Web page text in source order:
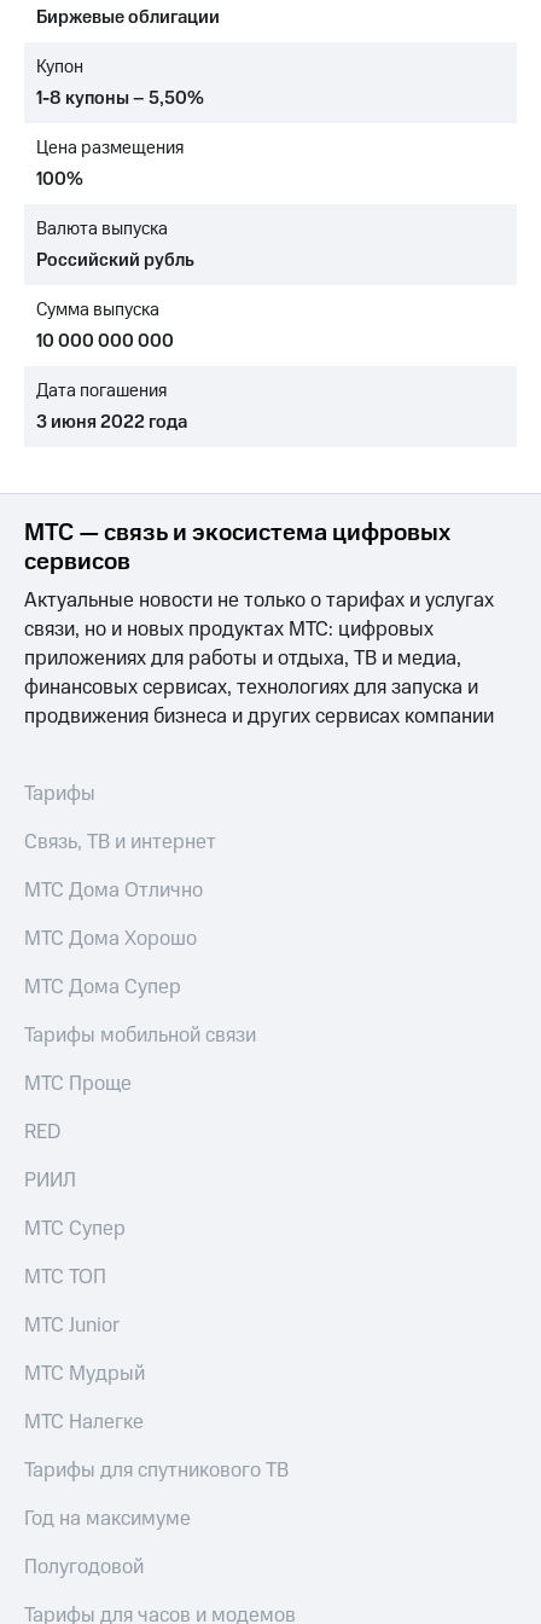
Достижения
Интервью
отчетность
Контакты
Новости
в
и акционерам
Корпоративное
Корпоративный
секретарь
Раскрытие
информации
Информация
акционерам
Документы
ПАО
"МТС"
Собрания
акционеров
капитал
и
Рынок
Описание
Программа
Порядок
выкупа
Описание
Уведомление
погашении
облигаций
Реквизиты
Контакты
развитие
На главную
Биржевые облигации
Купон
1-8 купоны – 5,50%
Цена размещения
100%
Валюта выпуска
Российский рубль
Сумма выпуска
10 000 000 000
Дата погашения
3 июня 2022 года
МТС — связь и экосистема цифровых
сервисов
Актуальные новости не только о тарифах и услугах
связи, но и новых продуктах МТС: цифровых
приложениях для работы и отдыха, ТВ и медиа,
финансовых сервисах, технологиях для запуска и
продвижения бизнеса и других сервисах компании
Тарифы
Связь, ТВ и интернет
МТС Дома Отлично
МТС Дома Хорошо
МТС Дома Супер
Тарифы мобильной связи
МТС Проще
RED
РИИЛ
МТС Супер
МТС ТОП
МТС Junior
МТС Мудрый
МТС Налегке
Тарифы для спутникового ТВ
Год на максимуме
Полугодовой
Тарифы для часов и модемов